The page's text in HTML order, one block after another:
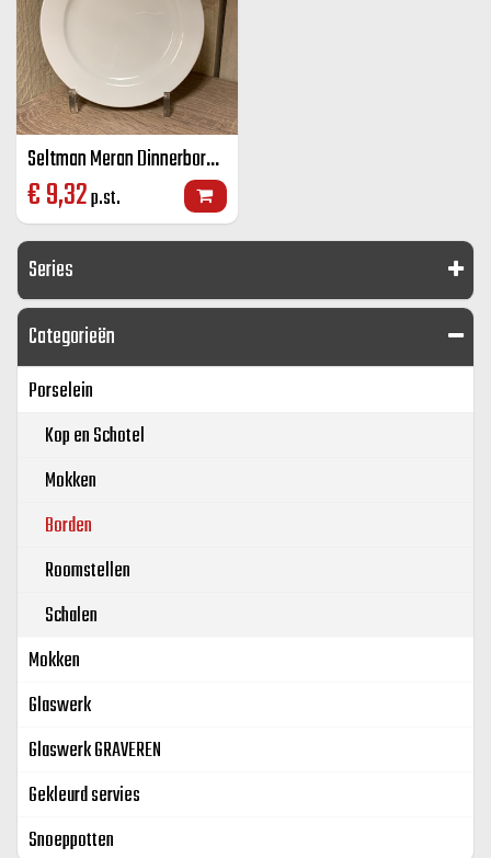
Series
Categorieën
Porselein
Kop en Schotel
Mokken
Borden
Roomstellen
Schalen
Mokken
Glaswerk
Glaswerk GRAVEREN
Gekleurd servies
Snoeppotten
Seltman Meran Dinnerbord wit 26 cm
€9,32p.st.